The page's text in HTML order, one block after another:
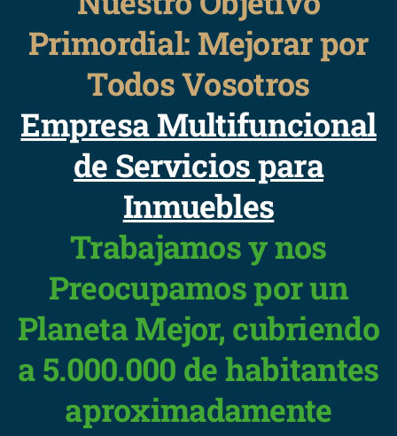
Primordial: Mejorar por
Todos Vosotros
Empresa Multifuncional
de Servicios para
Inmuebles
Trabajamos y nos
Preocupamos por un
Planeta Mejor, cubriendo
a 5.000.000 de habitantes
aproximadamente